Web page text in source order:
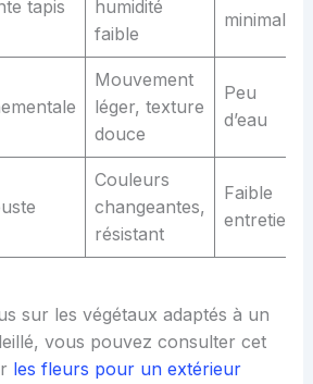
tapis
humidité
faible
minimal
Mouvement
léger, texture
douce
Peu
d’eau
Couleurs
changeantes,
résistant
Faible
entretien
sur les végétaux adaptés à un
vous pouvez consulter cet
les fleurs pour un extérieur